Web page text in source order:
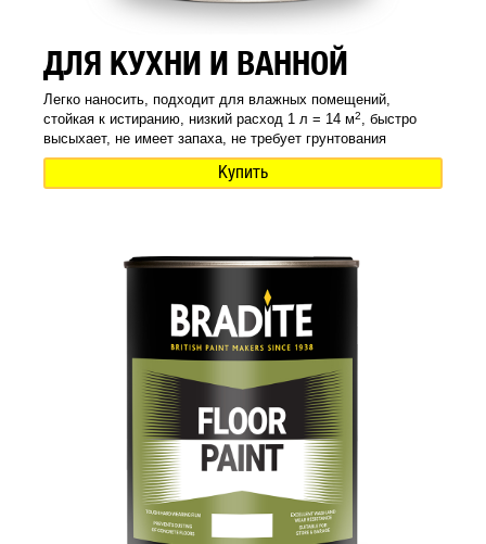
ДЛЯ КУХНИ И ВАННОЙ
Легко наносить, подходит для влажных помещений,
стойкая к истиранию, низкий расход 1 л = 14 м2, быстро
высыхает, не имеет запаха, не требует грунтования
Купить